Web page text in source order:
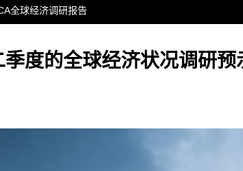
全球经济调研报告
季度的全球经济状况调研